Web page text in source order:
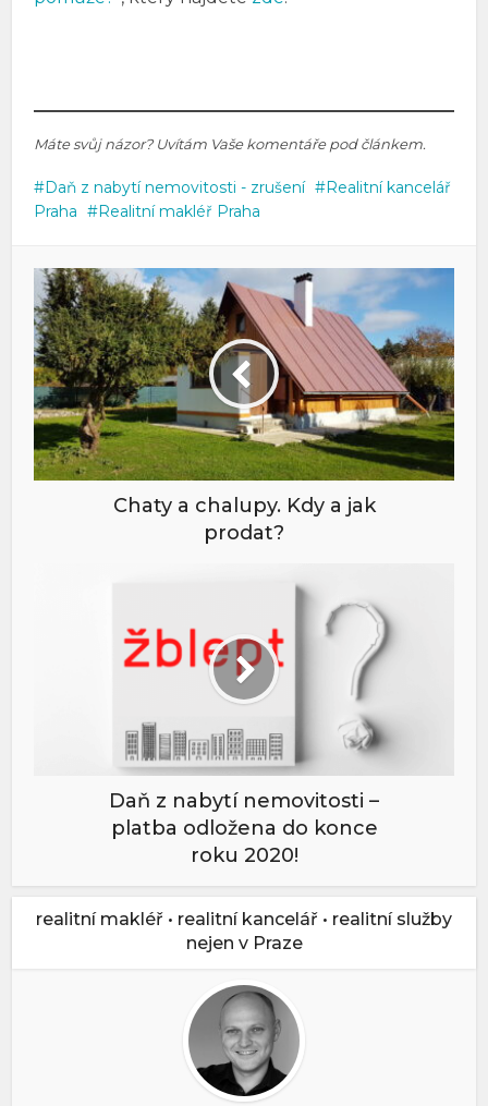
Máte svůj názor? Uvítám Vaše komentáře pod článkem.
Daň z nabytí nemovitosti - zrušení
Realitní kancelář
Praha
Realitní makléř Praha
Chaty a chalupy. Kdy a jak
prodat?
Daň z nabytí nemovitosti –
platba odložena do konce
roku 2020!
realitní makléř • realitní kancelář • realitní služby
nejen v Praze